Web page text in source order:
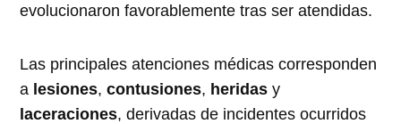
evolucionaron favorablemente tras ser atendidas.
Las principales atenciones médicas corresponden
a lesiones,contusiones, heridas y
laceraciones, derivadas de incidentes ocurridos